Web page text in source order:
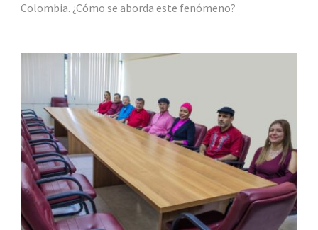
Colombia. ¿Cómo se aborda este fenómeno?